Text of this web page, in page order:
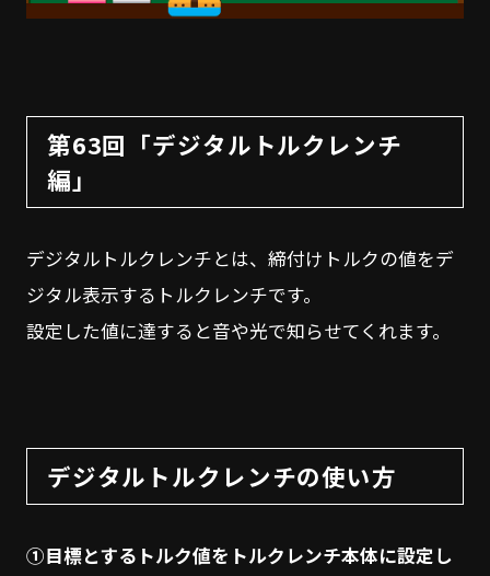
第63回「デジタルトルクレンチ
編」
デジタルトルクレンチとは、締付けトルクの値をデ
ジタル表示するトルクレンチです。
設定した値に達すると音や光で知らせてくれます。
デジタルトルクレンチの使い方
①目標とするトルク値をトルクレンチ本体に設定し